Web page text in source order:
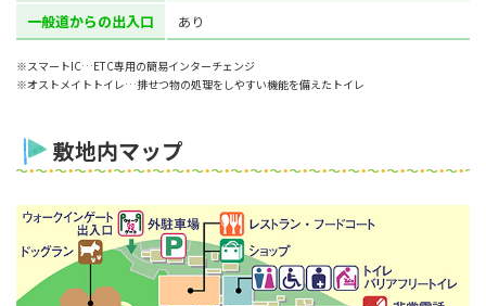
一般道からの出入口 あり
※スマートIC…ETC専用の簡易インターチェンジ
※オストメイトトイレ…排せつ物の処理をしやすい機能を備えたトイレ
敷地内マップ